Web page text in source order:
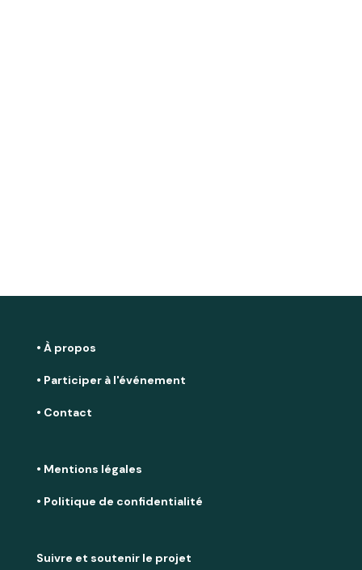
• À propos
• Participer à l'événement
• Contact
• Mentions légales
• Politique de confidentialité
Suivre et soutenir le projet